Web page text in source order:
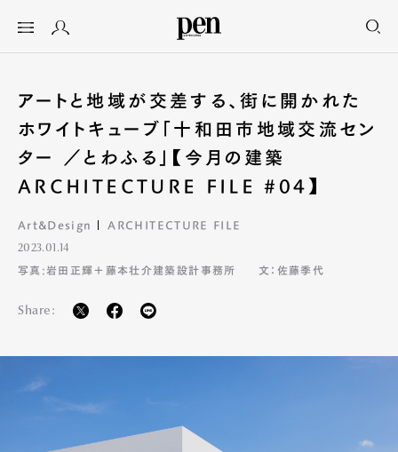
アートと地域が交差する、街に開かれた
ホワイトキューブ「十和田市地域交流セン
ター ／とわふる」【今月の建築
ARCHITECTURE FILE #04】
Art&Design ARCHITECTURE FILE
2023.01.14
写真:岩田正輝＋藤本壮介建築設計事務所
文：佐藤季代
Share: